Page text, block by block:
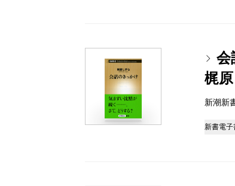
会
梶
新潮
新書電子